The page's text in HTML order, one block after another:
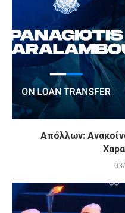
Απόλλων: